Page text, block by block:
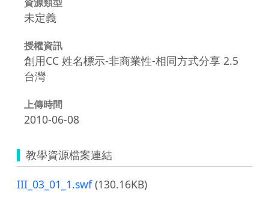
未定義
授權資訊
創用CC 姓名標示-非商業性-相同方式分享 2.5
台灣
上傳時間
2010-06-08
教學資源檔案連結
III_03_01_1.swf(130.16KB)